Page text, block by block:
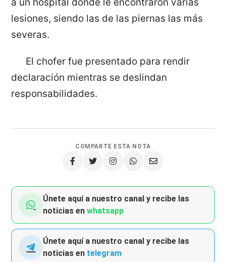
a un hospital donde le encontraron varias
lesiones, siendo las de las piernas las más
severas.
El chofer fue presentado para rendir
declaración mientras se deslindan
responsabilidades.
COMPARTE ESTA NOTA
Únete aquí a nuestro canal y recibe las
noticias enwhatsapp
Únete aquí a nuestro canal y recibe las
noticias en telegram